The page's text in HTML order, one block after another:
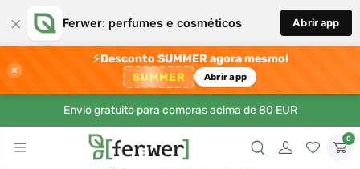
× Ferwer: perfumes e cosméticos Abrir app
×
⚡Desconto SUMMER agora mesmo!
SUMMER Abrir app
Envio gratuito para compras acima de 80 EUR
0